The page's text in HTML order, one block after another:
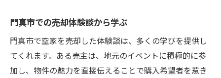
門真市での売却体験談から学ぶ
門真市で空家を売却した体験談は、多くの学びを提供し
てくれます。ある売主は、地元のイベントに積極的に参
加し、物件の魅力を直接伝えることで購入希望者を惹き